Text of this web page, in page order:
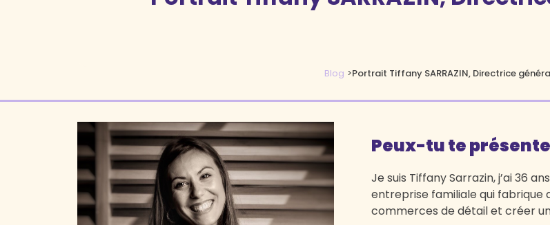
Blog >Portrait Tiffany SARRAZIN, Directrice
Peux-tu te
Je suis Tiffany Sarrazin, j’ai 36
entreprise familiale qui fabrique
commerces de détail et créer